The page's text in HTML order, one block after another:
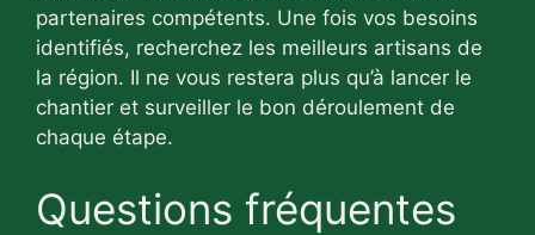
partenaires compétents. Une fois vos besoins
identifiés, recherchez les meilleurs artisans de
la région. Il ne vous restera plus qu’à lancer le
chantier et surveiller le bon déroulement de
chaque étape.
Questions fréquentes